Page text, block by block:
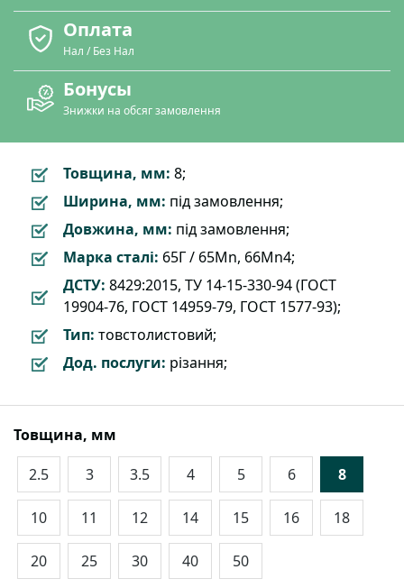
Оплата
Нал / Без Нал
Бонусы
Знижки на обсяг замовлення
Товщина, мм: 8;
Ширина, мм: під замовлення;
Довжина, мм: під замовлення;
Марка сталі: 65Г / 65Mn, 66Mn4;
ДСТУ: 8429:2015, ТУ 14-15-330-94 (ГОСТ
19904-76, ГОСТ 14959-79, ГОСТ 1577-93);
Тип: товстолистовий;
Дод. послуги: різання;
Товщина, мм
2.5
3 3.5 4 5 6 8
10 11 12 14 15 16 18
20 25 30 40 50